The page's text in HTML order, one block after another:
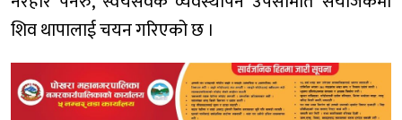
शिव थापालाई चयन गरिएको छ ।